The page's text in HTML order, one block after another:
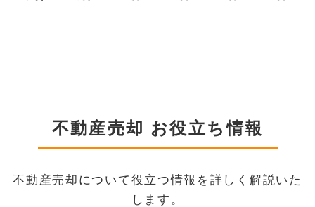
不動産売却 お役立ち情報
不動産売却について役立つ情報を詳しく解説いた
します。